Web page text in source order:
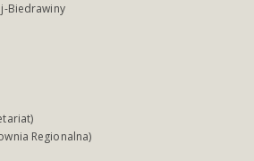
Biedrawiny
Regionalna)